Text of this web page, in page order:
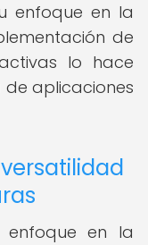
enfoque en la
de
lo hace
aplicaciones
enfoque en la